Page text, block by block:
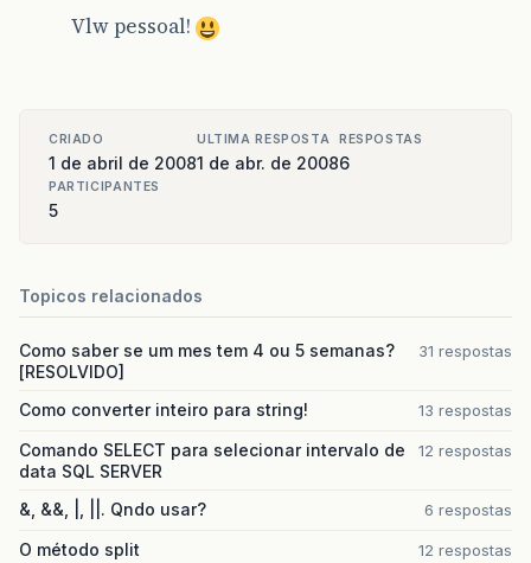
Vlw pessoal!
CRIADO
1 de abril de 2008
ULTIMA RESPOSTA
1 de abr. de 2008
RESPOSTAS
6
PARTICIPANTES
5
Topicos relacionados
Como saber se um mes tem 4 ou 5 semanas?
[RESOLVIDO]
31 respostas
Como converter inteiro para string! 13 respostas
Comando SELECT para selecionar intervalo de
data SQL SERVER
12 respostas
&, &&, |, ||. Qndo usar? 6 respostas
O método split 12 respostas